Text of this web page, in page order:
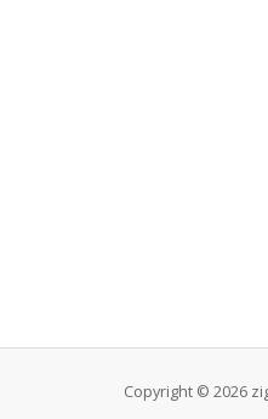
Copyright © 2026